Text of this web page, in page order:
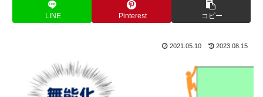
LINE Pinterest コピー
2021.05.10 2023.08.15